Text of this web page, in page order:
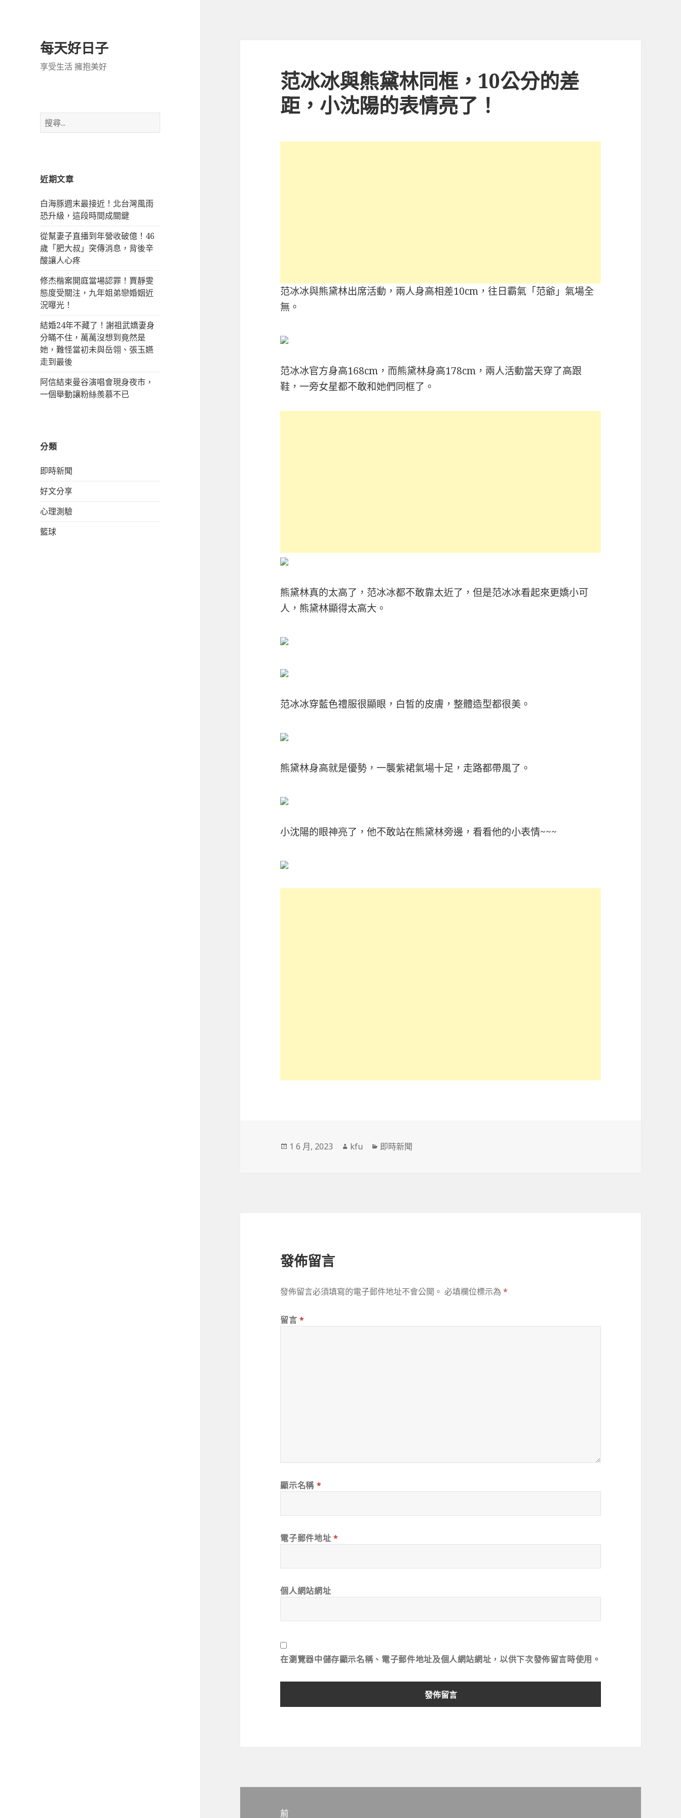
每天好日子
享受生活 擁抱美好
搜
尋
近期文章
白海豚週末最接近！北台灣風雨
恐升級，這段時間成關鍵
從幫妻子直播到年營收破億！46
歲「肥大叔」突傳消息，背後辛
酸讓人心疼
修杰楷案開庭當場認罪！賈靜雯
態度受關注，九年姐弟戀婚姻近
況曝光！
結婚24年不藏了！謝祖武嬌妻身
分瞞不住，萬萬沒想到竟然是
她，難怪當初未與岳翎、張玉嬿
走到最後
阿信結束曼谷演唱會現身夜市，
一個舉動讓粉絲羨慕不已
分類
即時新聞
好文分享
心理測驗
籃球
范冰冰與熊黛林同框，10公分的差
距，小沈陽的表情亮了！
范冰冰與熊黛林出席活動，兩人身高相差10cm，往日霸氣「范爺」氣場全
無。
范冰冰官方身高168cm，而熊黛林身高178cm，兩人活動當天穿了高跟
鞋，一旁女星都不敢和她們同框了。
熊黛林真的太高了，范冰冰都不敢靠太近了，但是范冰冰看起來更嬌小可
人，熊黛林顯得太高大。
范冰冰穿藍色禮服很顯眼，白皙的皮膚，整體造型都很美。
熊黛林身高就是優勢，一襲紫裙氣場十足，走路都帶風了。
小沈陽的眼神亮了，他不敢站在熊黛林旁邊，看看他的小表情~~~
發
1 6 月, 2023
作
kfu
分
即時新聞
發佈留言
發佈留言必須填寫的電子郵件地址不會公開。 必填欄位標示為*
留言*
顯示名稱 *
電子郵件地址 *
個人網站網址
在瀏覽器中儲存顯示名稱、電子郵件地址及個人網站網址，以供下次發佈留言時使用。
前